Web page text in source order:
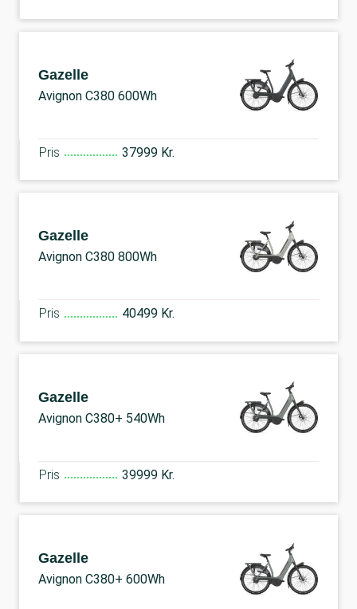
Gazelle
Avignon C380 600Wh
Pris 37999 Kr.
Gazelle
Avignon C380 800Wh
Pris 40499 Kr.
Gazelle
Avignon C380+ 540Wh
Pris 39999 Kr.
Gazelle
Avignon C380+ 600Wh